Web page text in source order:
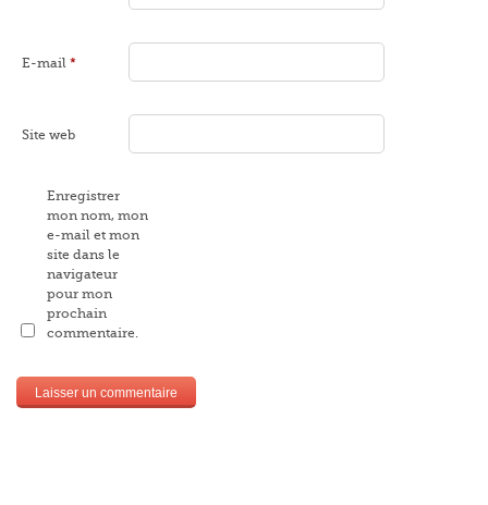
E-mail*
Site web
Enregistrer
mon nom, mon
e-mail et mon
site dans le
navigateur
pour mon
prochain
commentaire.